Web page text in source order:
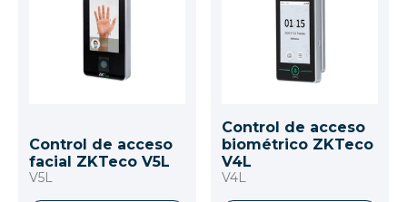
Control de acceso
facial ZKTeco V5L
V5L
Control de acceso
biométrico ZKTeco
V4L
V4L